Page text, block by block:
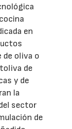
en
de oliva o
de
y de
la
sector
de